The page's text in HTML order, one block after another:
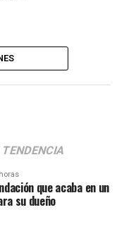
TENDENCIA
que acaba en un
su dueño